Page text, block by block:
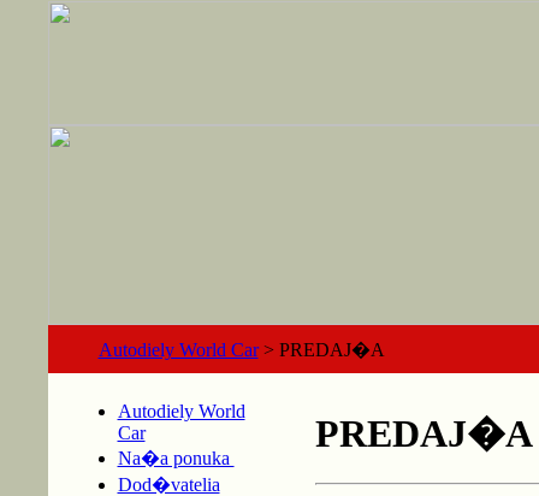
Autodiely World Car> PREDAJ�A
Autodiely World
Car
Na�a ponuka
Dod�vatelia
PREDAJ�A